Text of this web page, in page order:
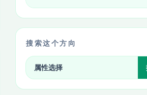
搜索这个方向
搜索标签相关文章